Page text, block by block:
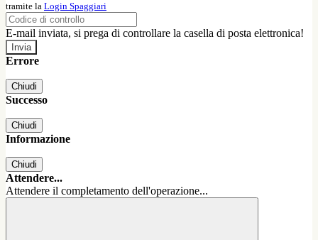
tramite la Login Spaggiari
E-mail inviata, si prega di controllare la casella di posta elettronica!
Errore
Chiudi
Successo
Chiudi
Informazione
Chiudi
Attendere...
Attendere il completamento dell'operazione...